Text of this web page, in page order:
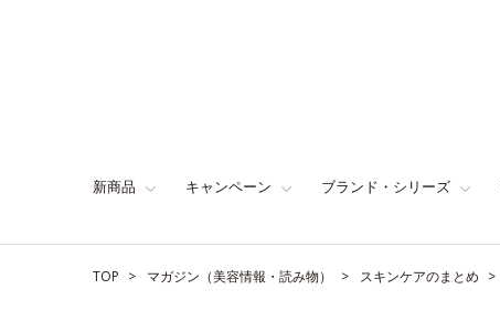
新商品 キャンペーン ブランド・シリーズ
TOP マガジン（美容情報・読み物） スキンケアのまとめ